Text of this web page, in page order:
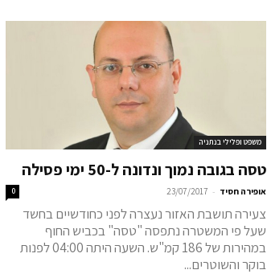
משפט ופלילי בנתניה
טסה בגובה נמוך ונדונה ל-50 ימי פסילה
אופירה חסיד -
23/07/2017
0
צעירה תושבת האזור נעצרה לפני כחודשיים בחשד
שעל פי המשטרה נתפסה "טסה" בכביש החוף
במהירות של 186 קמ"ש. השעה היתה 04:00 לפנות
בוקר והשוטרים...